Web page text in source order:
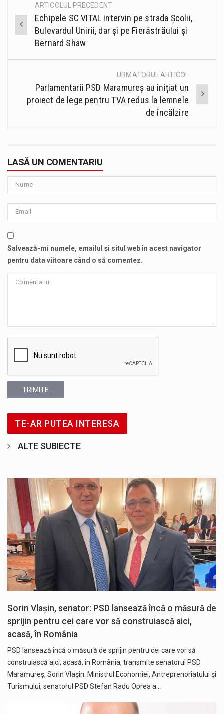
Post
navigation
ARTICOLUL PRECEDENT
Echipele SC VITAL intervin pe strada Școlii,
Bulevardul Unirii, dar și pe Fierăstrăului și
Bernard Shaw
URMATORUL ARTICOL
Parlamentarii PSD Maramureș au inițiat un
proiect de lege pentru TVA redus la lemnele
de încălzire
LASĂ UN COMENTARIU
Salvează-mi numele, emailul și situl web în acest navigator
pentru data viitoare când o să comentez.
TRIMITE
TE-AR PUTEA INTERESA
ALTE SUBIECTE
Sorin Vlașin, senator: PSD lansează încă o măsură de
sprijin pentru cei care vor să construiască aici,
acasă, în România
PSD lansează încă o măsură de sprijin pentru cei care vor să
construiască aici, acasă, în România, transmite senatorul PSD
Maramureș, Sorin Vlașin. Ministrul Economiei, Antreprenoriatului și
Turismului, senatorul PSD Stefan Radu Oprea a…